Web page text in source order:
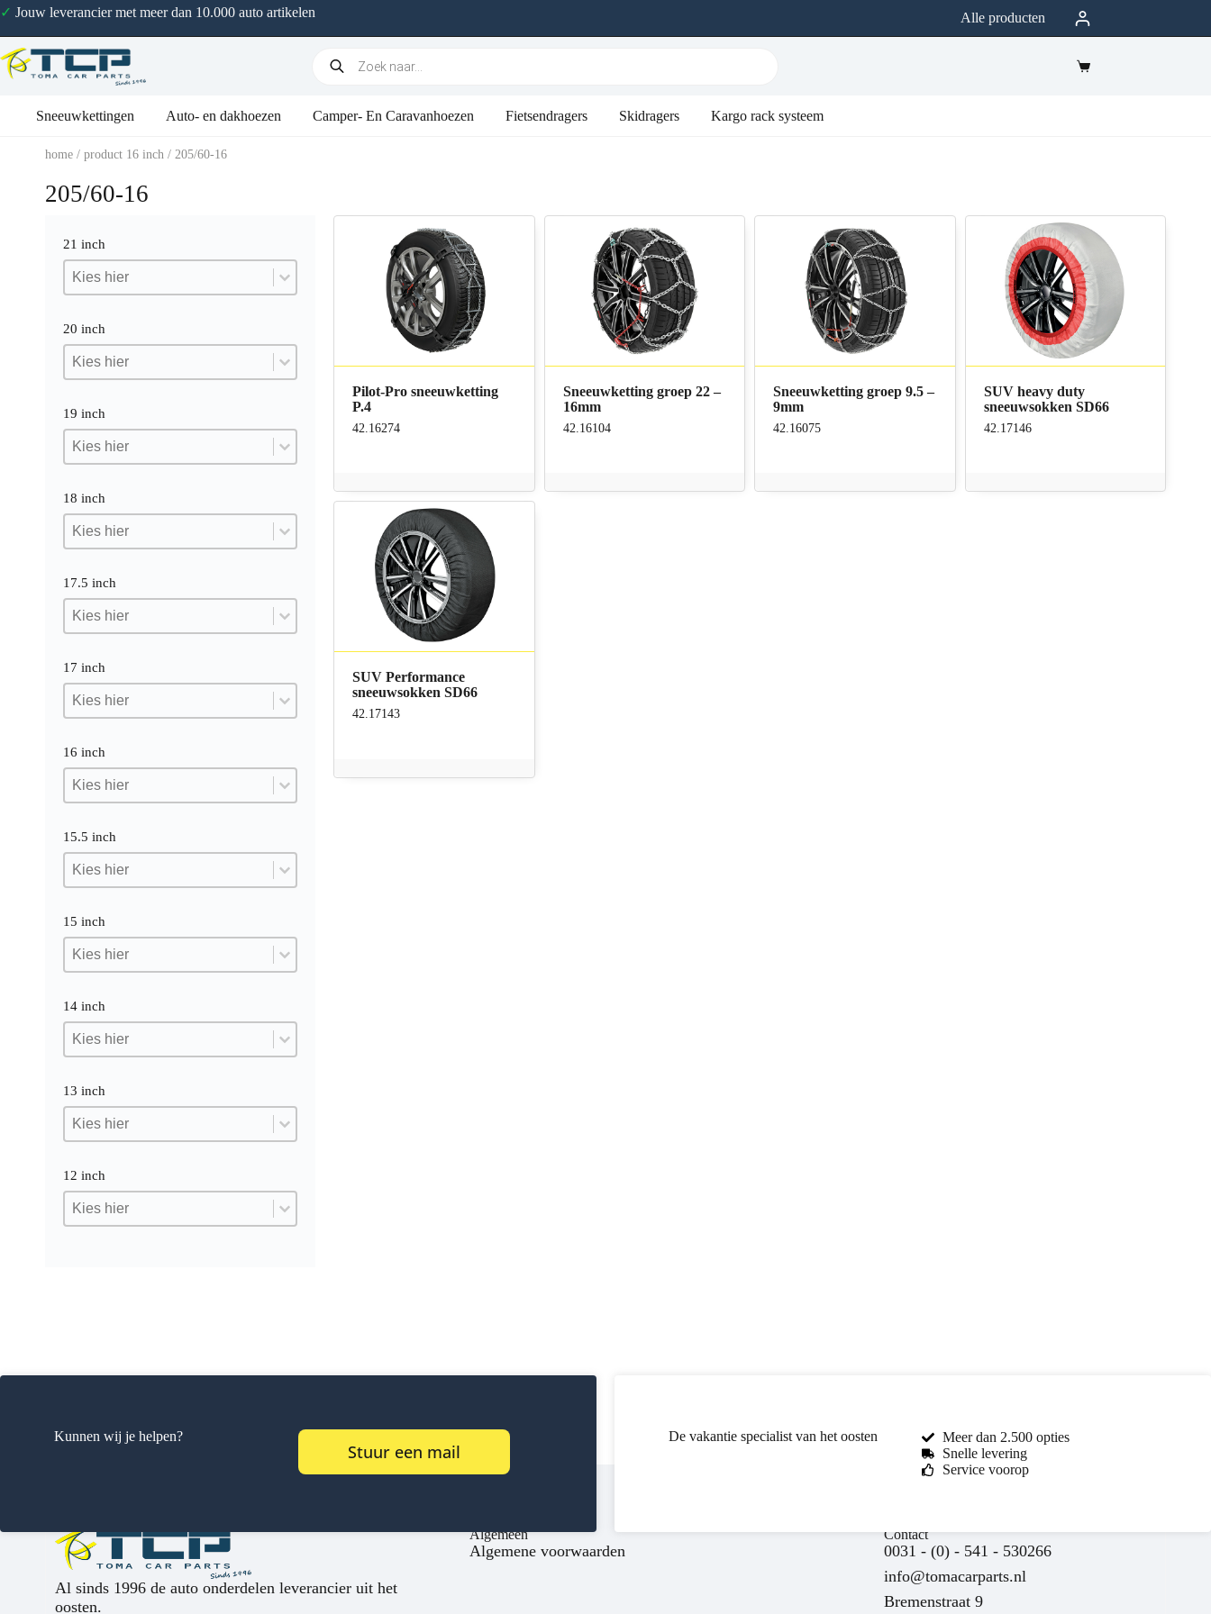
✓ Jouw leverancier met meer dan 10.000 auto artikelen Alle producten
Sneeuwkettingen Auto- en dakhoezen Camper- En Caravanhoezen Fietsendragers Skidragers Kargo rack systeem
home / product 16 inch / 205/60-16
205/60-16
21 inch
21 inch
21 inch
21 inch
20 inch
20 inch
20 inch
20 inch
19 inch
19 inch
19 inch
19 inch
18 inch
18 inch
18 inch
18 inch
17.5 inch
17.5 inch
17.5 inch
17.5 inch
17 inch
17 inch
17 inch
17 inch
16 inch
16 inch
16 inch
16 inch
15.5 inch
15.5 inch
15.5 inch
15.5 inch
15 inch
15 inch
15 inch
15 inch
14 inch
14 inch
14 inch
14 inch
13 inch
13 inch
13 inch
13 inch
12 inch
12 inch
12 inch
12 inch
Pilot-Pro sneeuwketting
P.4
42.16274
Sneeuwketting groep 22 –
16mm
42.16104
Sneeuwketting groep 9.5 –
9mm
42.16075
SUV heavy duty
sneeuwsokken SD66
42.17146
SUV Performance
sneeuwsokken SD66
42.17143
Kunnen wij je helpen?
Stuur een mail
De vakantie specialist van het oosten
Meer dan 2.500 opties
Snelle levering
Service voorop
Al sinds 1996 de auto onderdelen leverancier uit het
oosten.
Algemeen
Algemene voorwaarden
Contact
0031 - (0) - 541 - 530266
info@tomacarparts.nl
Bremenstraat 9